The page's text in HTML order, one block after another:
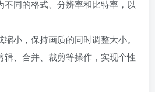
不同的格式、分辨率和比特率，以
小，保持画质的同时调整大小。
辑、合并、裁剪等操作，实现个性